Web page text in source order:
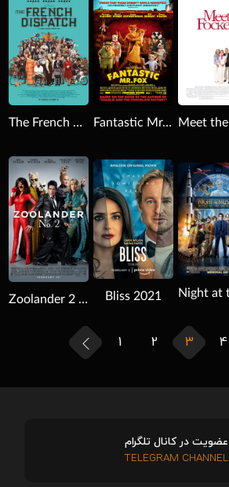
Download
Download
Download
Fantastic Mr. Fox 2009
The French Dispatch 2021
Download
Download
Download
Bliss 2021
Zoolander 2 2016
1 2 3 4
عضویت در کانال تلگرام
TELEGRAM CHANNEL